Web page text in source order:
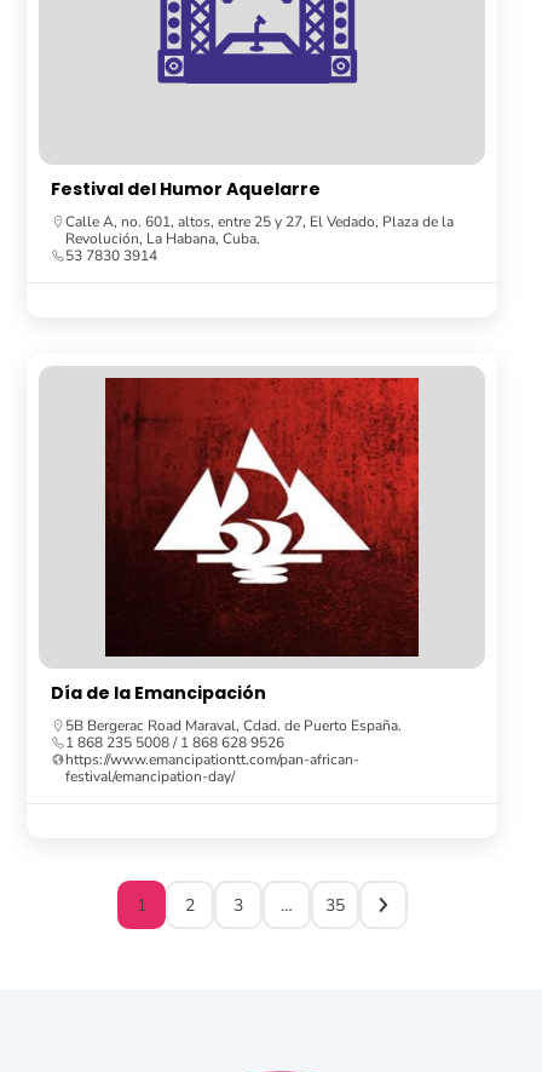
Festival del Humor Aquelarre
Calle A, no. 601, altos, entre 25 y 27, El Vedado, Plaza de la
Revolución, La Habana, Cuba.
53 7830 3914
Día de la Emancipación
5B Bergerac Road Maraval, Cdad. de Puerto España.
1 868 235 5008 / 1 868 628 9526
https://www.emancipationtt.com/pan-african-
festival/emancipation-day/
1 2 3 … 35